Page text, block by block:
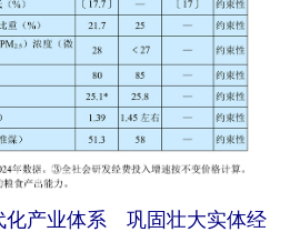
产业体系 巩固壮大实体经